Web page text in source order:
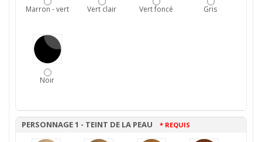
Marron - vert Vert clair Vert foncé Gris
Noir
PERSONNAGE 1 - TEINT DE LA PEAU * REQUIS